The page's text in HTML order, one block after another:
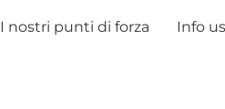
I nostri punti di forza Info